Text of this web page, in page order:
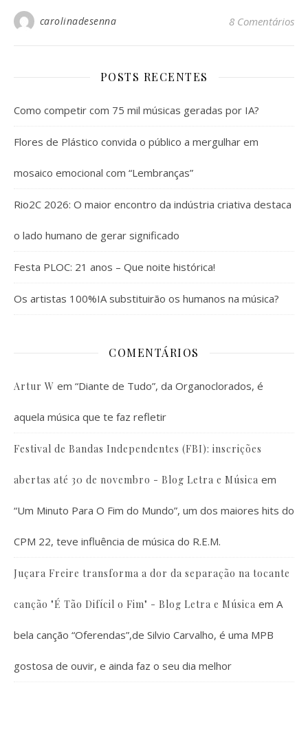
carolinadesenna 8 Comentários
POSTS RECENTES
Como competir com 75 mil músicas geradas por IA?
Flores de Plástico convida o público a mergulhar em
mosaico emocional com “Lembranças”
Rio2C 2026: O maior encontro da indústria criativa destaca
o lado humano de gerar significado
Festa PLOC: 21 anos – Que noite histórica!
Os artistas 100%IA substituirão os humanos na música?
COMENTÁRIOS
Artur W em “Diante de Tudo”, da Organoclorados, é
aquela música que te faz refletir
Festival de Bandas Independentes (FBI): inscrições
abertas até 30 de novembro - Blog Letra e Música em
“Um Minuto Para O Fim do Mundo”, um dos maiores hits do
CPM 22, teve influência de música do R.E.M.
Juçara Freire transforma a dor da separação na tocante
canção "É Tão Difícil o Fim" - Blog Letra e Música em A
bela canção “Oferendas”,de Silvio Carvalho, é uma MPB
gostosa de ouvir, e ainda faz o seu dia melhor